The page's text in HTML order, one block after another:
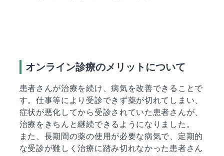
オンライン診療のメリットについて
患者さんが治療を続け、病気を改善できることで
す。仕事等により受診できず薬が切れてしまい、
症状が悪化してから受診されていた患者さんが、
治療をきちんと継続できるようになりました。
また、長期間の薬の使用が必要な病気で、定期的
な受診が難しく治療に踏み切れなかった患者さん